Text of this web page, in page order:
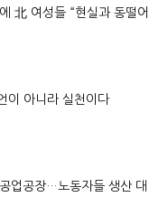
北 여성들 “현실과 동떨어
이 아니라 실천이다
업공장…노동자들 생산 대